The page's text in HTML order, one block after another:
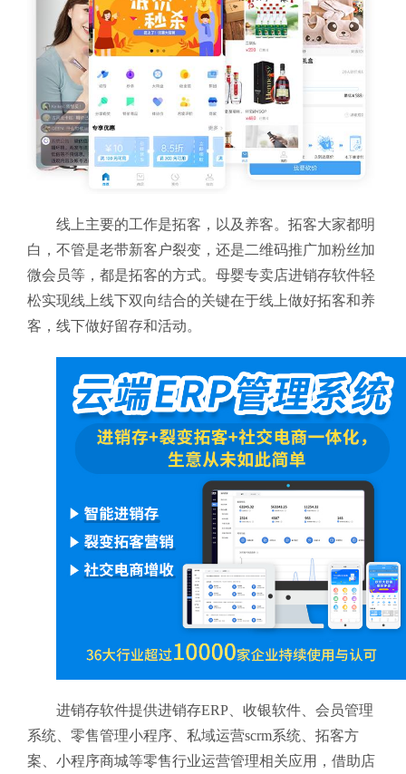
线上主要的工作是拓客，以及养客。拓客大家都明
白，不管是老带新客户裂变，还是二维码推广加粉丝加
微会员等，都是拓客的方式。母婴专卖店进销存软件轻
松实现线上线下双向结合的关键在于线上做好拓客和养
客，线下做好留存和活动。
进销存软件提供进销存ERP、收银软件、会员管理
系统、零售管理小程序、私域运营scrm系统、拓客方
案、小程序商城等零售行业运营管理相关应用，借助店